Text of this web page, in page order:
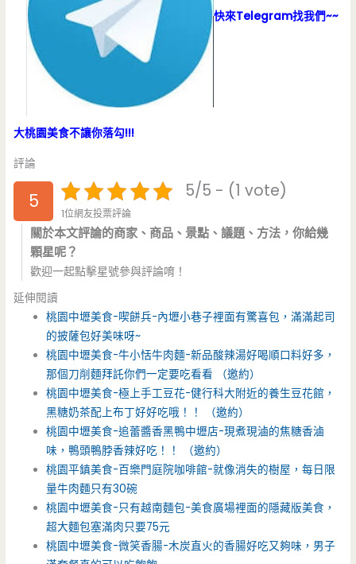
快來Telegram找我們~~
大桃園美食不讓你落勾!!!
評論
5 5/5 - (1 vote)
1位網友投票評論
關於本文評論的商家、商品、景點、議題、方法，你給幾
顆星呢？
歡迎一起點擊星號參與評論唷！
延伸閱讀
桃園中壢美食-喫餅兵-內壢小巷子裡面有驚喜包，滿滿起司
的披薩包好美味呀~
桃園中壢美食-牛小恬牛肉麵-新品酸辣湯好喝順口料好多，
那個刀削麵拜託你們一定要吃看看 （邀約）
桃園中壢美食-極上手工豆花-健行科大附近的養生豆花館，
黑糖奶茶配上布丁好好吃哦！！ （邀約）
桃園中壢美食-追蕾醬香黑鴨中壢店-現煮現滷的焦糖香滷
味，鴨頭鴨脖香辣好吃！！ （邀約）
桃園平鎮美食-百樂門庭院咖啡館-就像消失的樹屋，每日限
量牛肉麵只有30碗
桃園中壢美食-只有越南麵包-美食廣場裡面的隱藏版美食，
超大麵包塞滿肉只要75元
桃園中壢美食-微笑香腸-木炭直火的香腸好吃又夠味，男子